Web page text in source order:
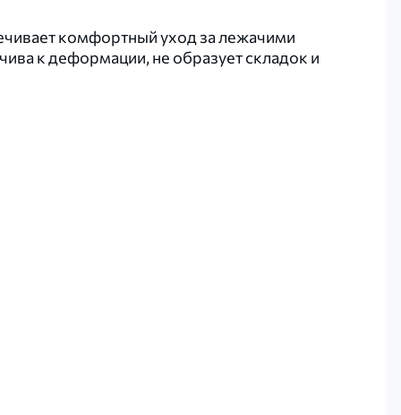
комфортный уход за лежачими
к деформации, не образует складок и